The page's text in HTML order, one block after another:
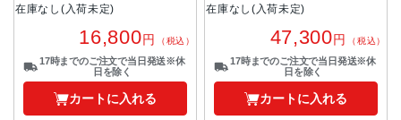
在庫なし(入荷未定)
16,800円 （税込）
17時までのご注文で当日発送※休
日を除く
カートに入れる
在庫なし(入荷未定)
47,300円 （税込）
17時までのご注文で当日発送※休
日を除く
カートに入れる